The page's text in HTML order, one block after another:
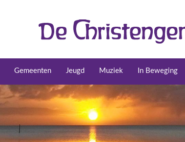
Gemeenten Jeugd Muziek In Beweging